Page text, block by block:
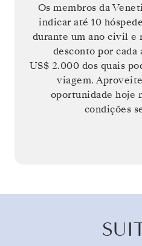
Os membros da
indicar até 10
durante um ano civil e
desconto por
US$ 2.000 dos quais
viagem.
oportunidade hoje
condições